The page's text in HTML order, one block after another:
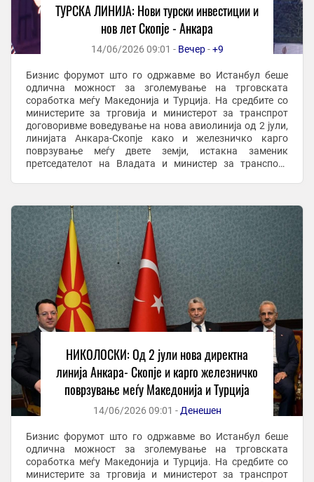
ТУРСКА ЛИНИЈА: Нови турски инвестиции и
нов лет Скопје - Анкара
14/06/2026 09:01 - Вечер-+9
Бизнис форумот што го одржавме во Истанбул беше
одлична можност за зголемување на трговската
соработка меѓу Македонија и Турција. На средбите со
министерите за трговија и министерот за транспрот
договоривме воведување на нова авиолинија од 2 јули,
линијата Анкара-Скопје како и железничко карго
поврзување меѓу двете земји, истакна заменик
претседателот на Владата и министер за транспорт
НИКОЛОСКИ: Од 2 јули нова директна
линија Анкара- Скопје и карго железничко
поврзување меѓу Македонија и Турција
14/06/2026 09:01 - Денешен
Бизнис форумот што го одржавме во Истанбул беше
одлична можност за зголемување на трговската
соработка меѓу Македонија и Турција. На средбите со
министерите за трговија и министерот за транспрот